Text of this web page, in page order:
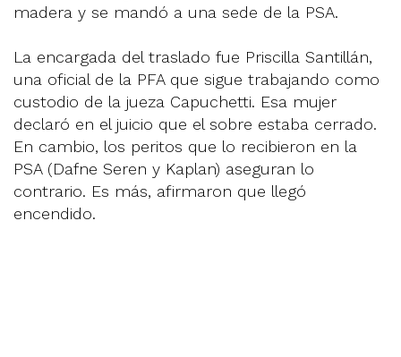
madera y se mandó a una sede de la PSA.
La encargada del traslado fue Priscilla Santillán,
una oficial de la PFA que sigue trabajando como
custodio de la jueza Capuchetti. Esa mujer
declaró en el juicio que el sobre estaba cerrado.
En cambio, los peritos que lo recibieron en la
PSA (Dafne Seren y Kaplan) aseguran lo
contrario. Es más, afirmaron que llegó
encendido.